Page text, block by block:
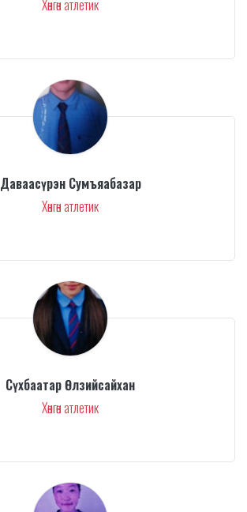
Хөнгөн атлетик
Даваасүрэн Сумъяабазар
Хөнгөн атлетик
Сүхбаатар Өлзийсайхан
Хөнгөн атлетик